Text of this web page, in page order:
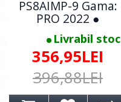
PS8AIMP-9 Gama:
PRO 2022 ●
Livrabil stoc
356,95LEI
396,88LEI